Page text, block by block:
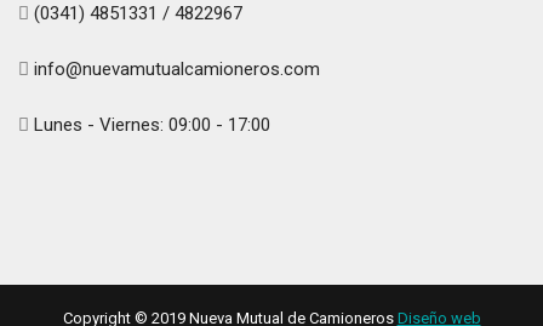
(0341) 4851331 / 4822967
info@nuevamutualcamioneros.com
Lunes - Viernes: 09:00 - 17:00
Copyright © 2019 Nueva Mutual de Camioneros Diseño web